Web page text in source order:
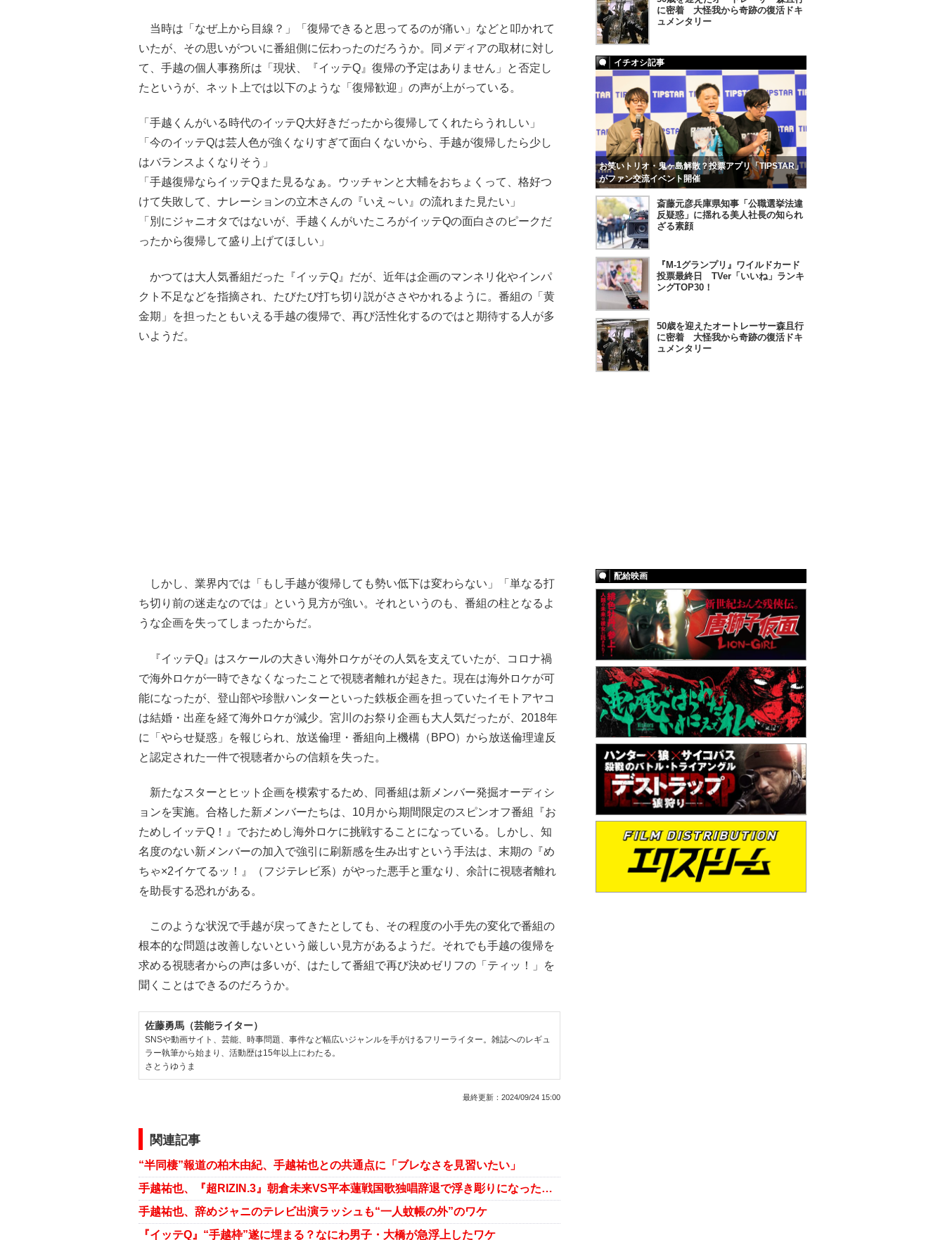
当時は「なぜ上から目線？」「復帰できると思ってるのが痛い」などと叩かれて
いたが、その思いがついに番組側に伝わったのだろうか。同メディアの取材に対し
て、手越の個人事務所は「現状、『イッテQ』復帰の予定はありません」と否定し
たというが、ネット上では以下のような「復帰歓迎」の声が上がっている。
「手越くんがいる時代のイッテQ大好きだったから復帰してくれたらうれしい」
「今のイッテQは芸人色が強くなりすぎて面白くないから、手越が復帰したら少し
はバランスよくなりそう」
「手越復帰ならイッテQまた見るなぁ。ウッチャンと大輔をおちょくって、格好つ
けて失敗して、ナレーションの立木さんの『いえ～い』の流れまた見たい」
「別にジャニオタではないが、手越くんがいたころがイッテQの面白さのピークだ
ったから復帰して盛り上げてほしい」
かつては大人気番組だった『イッテQ』だが、近年は企画のマンネリ化やインパ
クト不足などを指摘され、たびたび打ち切り説がささやかれるように。番組の「黄
金期」を担ったともいえる手越の復帰で、再び活性化するのではと期待する人が多
いようだ。
しかし、業界内では「もし手越が復帰しても勢い低下は変わらない」「単なる打
ち切り前の迷走なのでは」という見方が強い。それというのも、番組の柱となるよ
うな企画を失ってしまったからだ。
『イッテQ』はスケールの大きい海外ロケがその人気を支えていたが、コロナ禍
で海外ロケが一時できなくなったことで視聴者離れが起きた。現在は海外ロケが可
能になったが、登山部や珍獣ハンターといった鉄板企画を担っていたイモトアヤコ
は結婚・出産を経て海外ロケが減少。宮川のお祭り企画も大人気だったが、2018年
に「やらせ疑惑」を報じられ、放送倫理・番組向上機構（BPO）から放送倫理違反
と認定された一件で視聴者からの信頼を失った。
新たなスターとヒット企画を模索するため、同番組は新メンバー発掘オーディシ
ョンを実施。合格した新メンバーたちは、10月から期間限定のスピンオフ番組『お
ためしイッテQ！』でおためし海外ロケに挑戦することになっている。しかし、知
名度のない新メンバーの加入で強引に刷新感を生み出すという手法は、末期の『め
ちゃ×2イケてるッ！』（フジテレビ系）がやった悪手と重なり、余計に視聴者離れ
を助長する恐れがある。
このような状況で手越が戻ってきたとしても、その程度の小手先の変化で番組の
根本的な問題は改善しないという厳しい見方があるようだ。それでも手越の復帰を
求める視聴者からの声は多いが、はたして番組で再び決めゼリフの「ティッ！」を
聞くことはできるのだろうか。
佐藤勇馬（芸能ライター）
SNSや動画サイト、芸能、時事問題、事件など幅広いジャンルを手がけるフリーライター。雑誌へのレギュ
ラー執筆から始まり、活動歴は15年以上にわたる。
さとうゆうま
最終更新： 2024/09/24 15:00
関連記事
“半同棲”報道の柏木由紀、手越祐也との共通点に「ブレなさを見習いたい」
手越祐也、『超RIZIN.3』朝倉未来VS平本蓮戦国歌独唱辞退で浮き彫りになった運営の“芸能ビジネス感覚”
手越祐也、辞めジャニのテレビ出演ラッシュも“一人蚊帳の外”のワケ
『イッテQ』“手越枠”遂に埋まる？なにわ男子・大橋が急浮上したワケ
に密着 大怪我から奇跡の復活ドキ
ュメンタリー
イチオシ記事
お笑いトリオ・鬼ヶ島解散？投票アプリ「TIPSTAR」
がファン交流イベント開催
斎藤元彦兵庫県知事「公職選挙法違
反疑惑」に揺れる美人社長の知られ
ざる素顔
『M-1グランプリ』ワイルドカード
投票最終日 TVer「いいね」ランキ
ングTOP30！
50歳を迎えたオートレーサー森且行
に密着 大怪我から奇跡の復活ドキ
ュメンタリー
配給映画